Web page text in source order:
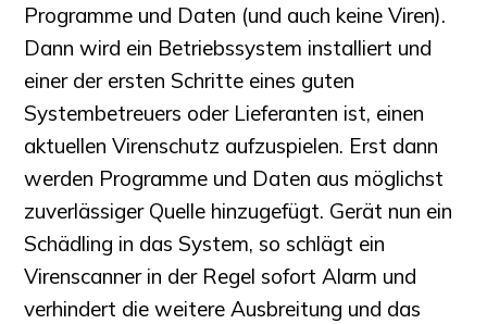
Programme und Daten (und auch keine Viren).
Dann wird ein Betriebssystem installiert und
einer der ersten Schritte eines guten
Systembetreuers oder Lieferanten ist, einen
aktuellen Virenschutz aufzuspielen. Erst dann
werden Programme und Daten aus möglichst
zuverlässiger Quelle hinzugefügt. Gerät nun ein
Schädling in das System, so schlägt ein
Virenscanner in der Regel sofort Alarm und
verhindert die weitere Ausbreitung und das